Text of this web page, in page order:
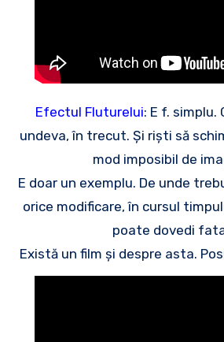
Efectul Fluturelui: E f. simplu.
undeva, în trecut. Și riști să
mod imposibil de
E doar un exemplu. De unde
orice modificare, în cursul
poate dovedi
Există un film și despre asta.